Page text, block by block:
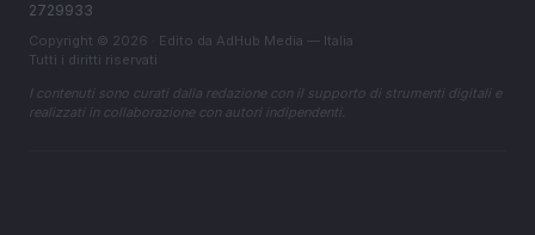
2729933
Copyright © 2026 · Edito da AdHub Media — Italia
Tutti i diritti riservati
I contenuti sono curati dalla redazione con il supporto di strumenti digitali e
realizzati in collaborazione con autori indipendenti.